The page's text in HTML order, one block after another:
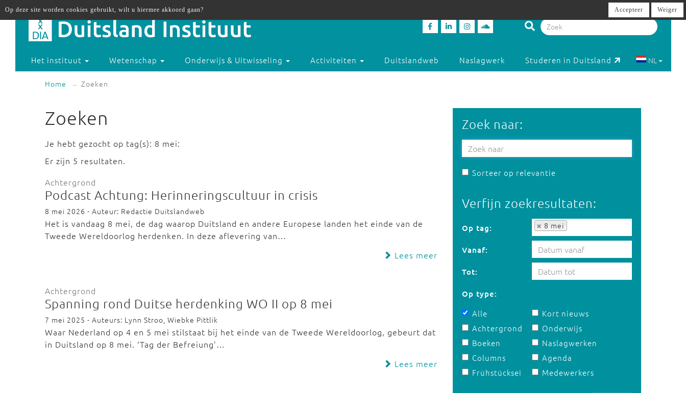
Het instituut Wetenschap Onderwijs & Uitwisseling Activiteiten Duitslandweb Naslagwerk Studeren in Duitsland NL
Home Zoeken
Zoeken
Je hebt gezocht op tag(s): 8 mei:
Er zijn 5 resultaten.
Achtergrond
Podcast Achtung: Herinneringscultuur in crisis
8 mei 2026 - Auteur: Redactie Duitslandweb
Het is vandaag 8 mei, de dag waarop Duitsland en andere Europese landen het einde van de
Tweede Wereldoorlog herdenken. In deze aflevering van…
Lees meer
Achtergrond
Spanning rond Duitse herdenking WO II op 8 mei
7 mei 2025 - Auteurs: Lynn Stroo, Wiebke Pittlik
Waar Nederland op 4 en 5 mei stilstaat bij het einde van de Tweede Wereldoorlog, gebeurt dat
in Duitsland op 8 mei. ‘Tag der Befreiung’…
Lees meer
Zoek naar:
Sorteer op relevantie
Verfijn zoekresultaten:
Op tag: 8 mei
Op tag:
Vanaf:
Tot:
Op type:
Alle
Achtergrond
Boeken
Columns
Frühstücksei
Kort nieuws
Onderwijs
Naslagwerken
Agenda
Medewerkers
Op deze site worden cookies gebruikt, wilt u hiermee akkoord gaan? Accepteer Weiger